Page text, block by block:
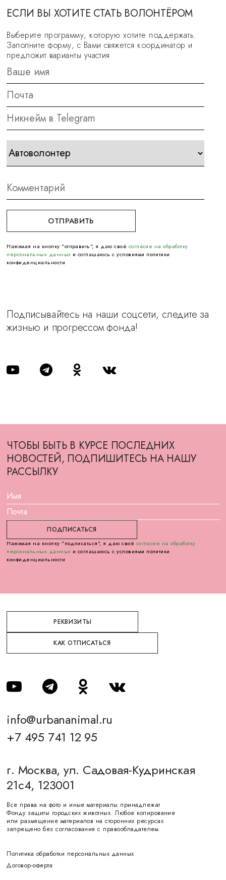
ЕСЛИ ВЫ ХОТИТЕ СТАТЬ ВОЛОНТЁРОМ
Выберите программу, которую хотите поддержать.
Заполните форму, с Вами свяжется координатор и
предложит варианты участия
Нажимая на кнопку "отправить", я даю своё согласие на обработку
персональных данных и соглашаюсь с условиями политики
конфиденциальности
Подписывайтесь на наши соцсети, следите за
жизнью и прогрессом фонда!
ЧТОБЫ БЫТЬ В КУРСЕ ПОСЛЕДНИХ
НОВОСТЕЙ, ПОДПИШИТЕСЬ НА НАШУ
РАССЫЛКУ
Нажимая на кнопку "подписаться", я даю своё согласие на обработку
персональных данных и соглашаюсь с условиями политики
конфиденциальности
РЕКВИЗИТЫ
КАК ОТПИСАТЬСЯ
info@urbananimal.ru
+7 495 741 12 95
г. Москва, ул. Садовая-Кудринская
21с4, 123001
Все права на фото и иные материалы принадлежат
Фонду защиты городских животных. Любое копирование
или размещение материалов на сторонних ресурсах
запрещено без согласования с правообладателем.
Политика обработки персональных данных
Договор-оферта